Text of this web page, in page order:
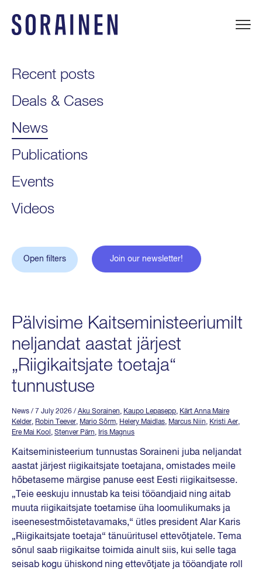
content
Recent posts
Deals & Cases
News
Publications
Events
Videos
Pälvisime Kaitseministeeriumilt
neljandat aastat järjest
„Riigikaitsjate toetaja“
tunnustuse
News / 7 July 2026 / Aku Sorainen, Kaupo Lepasepp, Kärt Anna Maire
Kelder, Robin Teever, Mario Sõrm, Helery Maidlas, Marcus Niin, Kristi Aer,
Ere Mai Kool , Stenver Pärn, Iris Magnus
Kaitseministeerium tunnustas Soraineni juba neljandat
aastat järjest riigikaitsjate toetajana, omistades meile
hõbetaseme märgise panuse eest Eesti riigikaitsesse.
„Teie eeskuju innustab ka teisi tööandjaid ning aitab
muuta riigikaitsjate toetamise üha loomulikumaks ja
iseenesestmõistetavamaks,“ ütles president Alar Karis
„Riigikaitsjate toetaja“ tänuüritusel ettevõtjatele. Tema
sõnul saab riigikaitse toimida ainult siis, kui selle taga
seisab kogu ühiskond ning ettevõtjate ja tööandjate roll
Open filters Join our newsletter!